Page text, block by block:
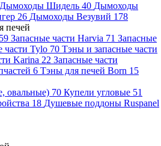
Дымоходы Шидель 40 Дымоходы
26 Дымоходы Везувий 178
печей
59 Запасные части Harvia 71 Запасные
части Tylo 70 Тэны и запасные части
Karina 22 Запасные части
6 Тэны для печей Born 15
овальные) 70 Купели угловые 51
18 Душевые поддоны Ruspanel